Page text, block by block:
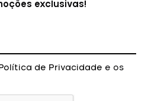
exclusivas!
Política de Privacidade e os